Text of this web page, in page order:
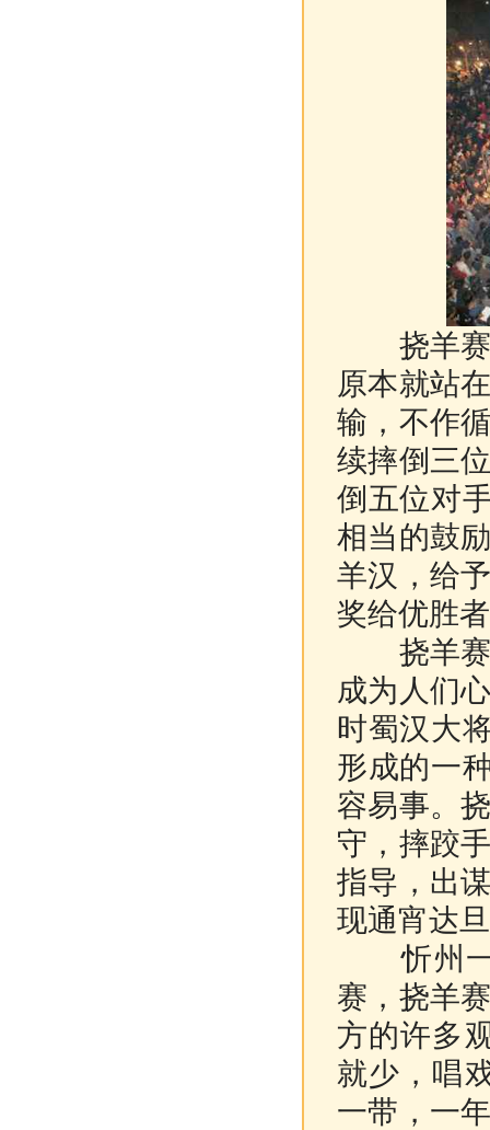
挠羊赛
原本就站
输，不作
续摔倒三
倒五位对
相当的鼓
羊汉，给
奖给优胜
挠羊赛
成为人们
时蜀汉大
形成的一
容易事。
守，摔跤
指导，出
现通宵达
忻州一
赛，挠羊
方的许多
就少，唱
一带，一